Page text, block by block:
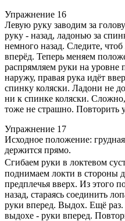
Упражнение 16
Левую руку заводим за
руку - назад, ладонью за
немного назад. Следите, чтоб
вперёд. Теперь меняем
распрямляем руки на уровне
наружу, правая рука идёт
спинку коляски. Ладони не
ни к спинке коляски.
тоже не страшно. Повторить
Упражнение 17
Исходное положение:
держится прямо.
Сгибаем руки в локтевом
поднимаем локти в стороны
предплечья вверх. Из этого
назад, стараясь соединить
руки вперед. Выдох. Ещё
выдохе - руки вперед.